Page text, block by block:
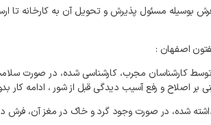
بوسیله مسئول پذیرش و تحویل آن به کارخانه تا
اصفهان :
کارشناسان مجرب، کارشناسی شده، در صورت
بر اصلاح و رفع آسیب دیدگی قبل از شور ، ادامه کار
شده، در صورت وجود گرد و خاک در مغز آن، فرش